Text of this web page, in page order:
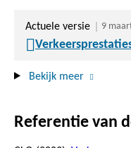
Actuele versie 9
Bekijk meer
Referentie van